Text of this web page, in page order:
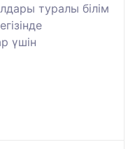
туралы білім
үшін